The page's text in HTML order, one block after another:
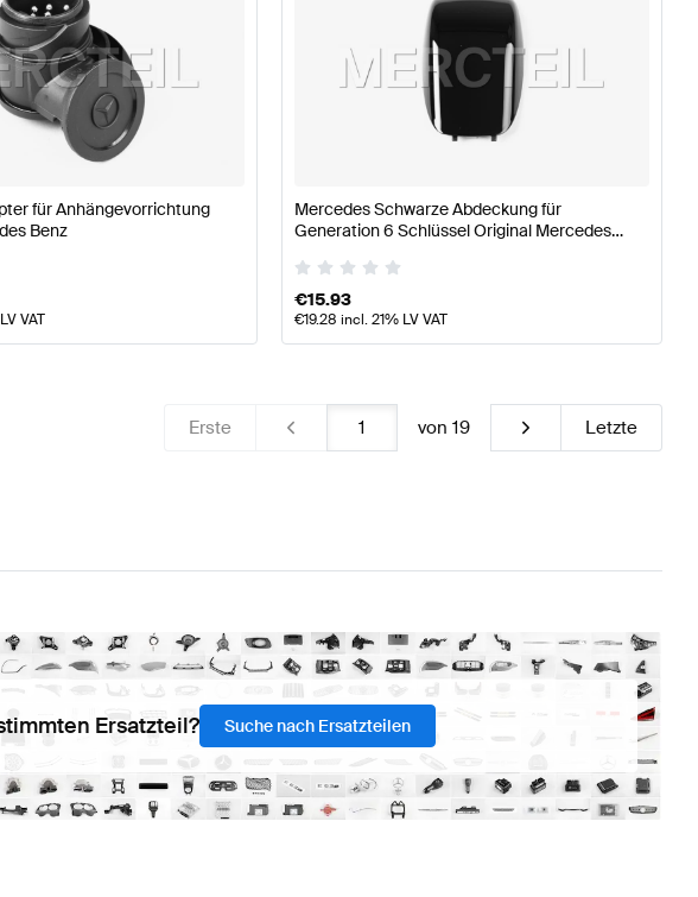
für Anhängevorrichtung
Benz
VAT
Mercedes Schwarze Abdeckung für
Generation 6 Schlüssel Original Mercedes
€15.93
€19.28 incl. 21% LV VAT
Erste von 19 Letzte
Ersatzteil? Suche nach Ersatzteilen